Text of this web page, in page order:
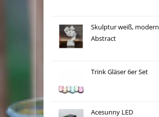
Skulptur weiß, modern
Abstract
Trink Gläser 6er Set
Acesunny LED